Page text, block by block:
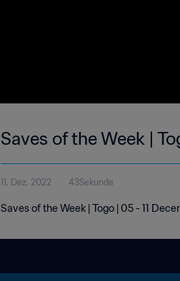
Saves of the Week |
11. Dez. 2022 43Sekunde
Saves of the Week | Togo | 05 - 11